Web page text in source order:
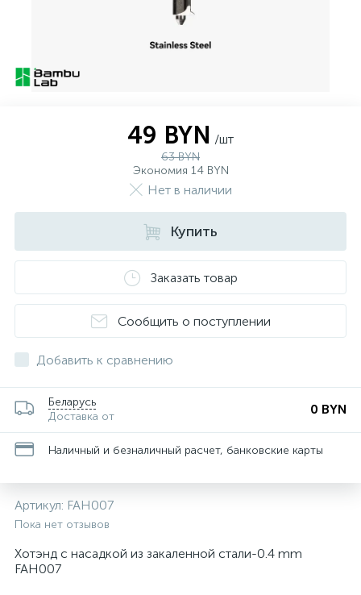
49 BYN /шт
63 BYN
Экономия 14 BYN
Нет в наличии
Купить
Заказать товар
Сообщить о поступлении
Добавить к сравнению
Беларусь
Доставка от
0 BYN
Наличный и безналичный расчет, банковские карты
Артикул: FAH007
Пока нет отзывов
Хотэнд с насадкой из закаленной стали-0.4 mm
FAH007